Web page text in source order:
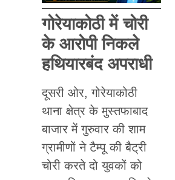
गोरेयाकोठी में चोरी
के आरोपी निकले
हथियारबंद अपराधी
दूसरी ओर, गोरेयाकोठी
थाना क्षेत्र के मुस्तफाबाद
बाजार में गुरुवार की शाम
ग्रामीणों ने टैम्पू की बैट्री
चोरी करते दो युवकों को